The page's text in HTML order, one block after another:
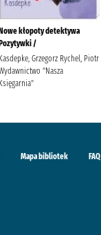
kłopoty detektywa
/
Kasdepke, Grzegorz Rychel, Piotr
"Nasza
Księgarnia"
Mapa bibliotek FAQ